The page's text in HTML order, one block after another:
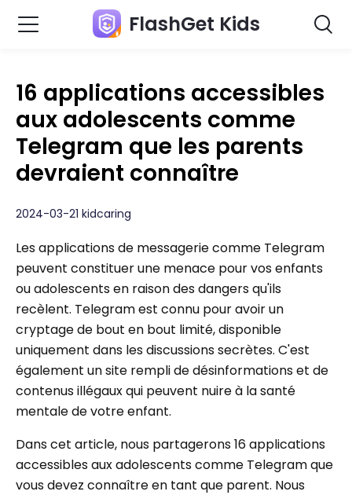
FlashGet Kids
16 applications accessibles
aux adolescents comme
Telegram que les parents
devraient connaître
2024-03-21 kidcaring
Les applications de messagerie comme Telegram
peuvent constituer une menace pour vos enfants
ou adolescents en raison des dangers qu'ils
recèlent. Telegram est connu pour avoir un
cryptage de bout en bout limité, disponible
uniquement dans les discussions secrètes. C'est
également un site rempli de désinformations et de
contenus illégaux qui peuvent nuire à la santé
mentale de votre enfant.
Dans cet article, nous partagerons 16 applications
accessibles aux adolescents comme Telegram que
vous devez connaître en tant que parent. Nous